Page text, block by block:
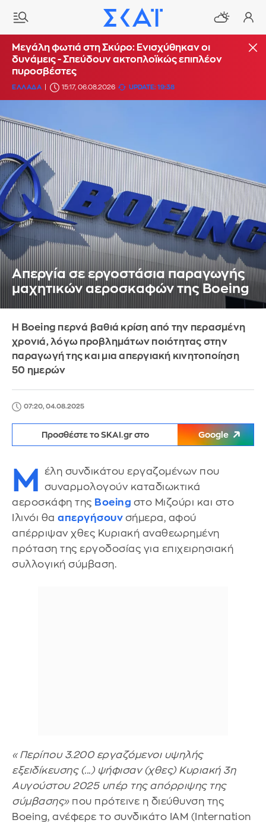
Μεγάλη φωτιά στη Σκύρο: Ενισχύθηκαν οι
δυνάμεις - Σπεύδουν ακτοπλοϊκώς επιπλέον
πυροσβέστες
ΕΛΛΑΔΑ 15:17, 06.08.2026 UPDATE: 19:38
Απεργία σε εργοστάσια παραγωγής
μαχητικών αεροσκαφών της Boeing
Η Boeing περνά βαθιά κρίση από την περασμένη
χρονιά, λόγω προβλημάτων ποιότητας στην
παραγωγή της και μια απεργιακή κινητοποίηση
50 ημερών
07:20, 04.08.2025
Προσθέστε το SKAI.gr στο Google
Μ
έλη συνδικάτου εργαζομένων που
συναρμολογούν καταδιωκτικά
αεροσκάφη της Boeing στο Μιζούρι και στο
Ιλινόι θα απεργήσουν σήμερα, αφού
απέρριψαν χθες Κυριακή αναθεωρημένη
πρόταση της εργοδοσίας για επιχειρησιακή
συλλογική σύμβαση.
«Περίπου 3.200 εργαζόμενοι υψηλής
εξειδίκευσης (...) ψήφισαν (χθες) Κυριακή 3η
Αυγούστου 2025 υπέρ της απόρριψης της
σύμβασης» που πρότεινε η διεύθυνση της
Boeing, ανέφερε το συνδικάτο IAM (Internation